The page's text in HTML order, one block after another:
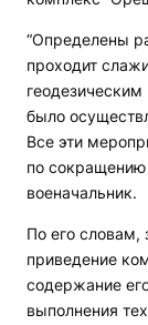
“Определены
проходит
было
Все эти
по сокращению
военачальник.
По его словам,
приведение
содержание
выполнения